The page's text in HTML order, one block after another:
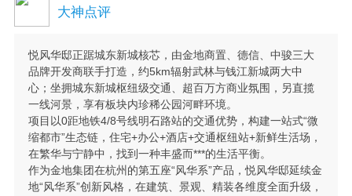
大神点评
悦风华邸正踞城东新城核芯，由金地商置、德信、中骏三大
品牌开发商联手打造，约5km辐射武林与钱江新城两大中
心；坐拥城东新城枢纽级交通、超百万方商业氛围，另直揽
一线河景，享有板块内珍稀公园河畔环境。
项目以0距地铁4/8号线明石路站的交通优势，构建一站式“微
缩都市”生态链，住宅+办公+酒店+交通枢纽站+新鲜生活场，
在繁华与宁静中，找到一种丰盛而***的生活平衡。
作为金地集团在杭州的第五座“风华系”产品，悦风华邸延续金
地“风华系”创新风格，在建筑、景观、精装各维度全面升级，